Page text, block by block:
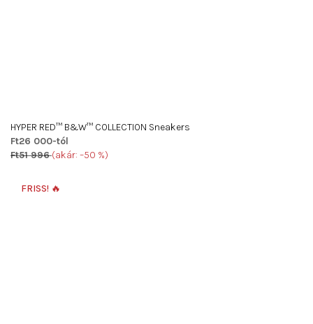
HYPER RED™ B&W™ COLLECTION Sneakers
Ft26 000-tól
Ft51 996 (akár: –50 %)
FRISS! 🔥